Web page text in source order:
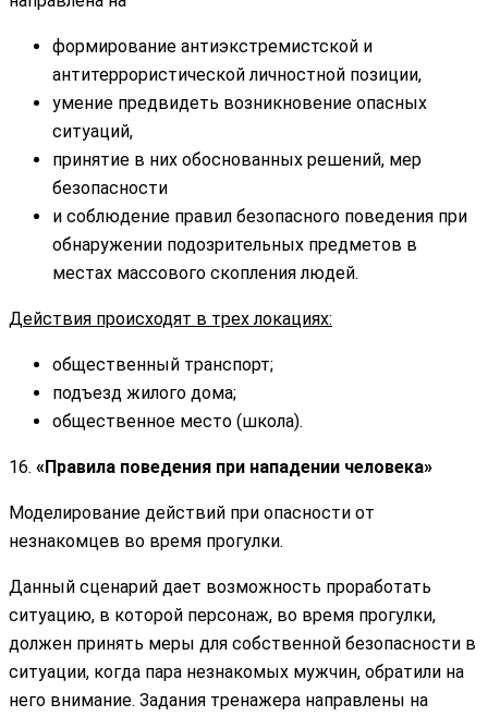
формирование антиэкстремистской и
антитеррористической личностной позиции,
умение предвидеть возникновение опасных
ситуаций,
принятие в них обоснованных решений, мер
безопасности
и соблюдение правил безопасного поведения при
обнаружении подозрительных предметов в
местах массового скопления людей.
Действия происходят в трех локациях:
общественный транспорт;
подъезд жилого дома;
общественное место (школа).
16. «Правила поведения при нападении человека»
Моделирование действий при опасности от
незнакомцев во время прогулки.
Данный сценарий дает возможность проработать
ситуацию, в которой персонаж, во время прогулки,
должен принять меры для собственной безопасности в
ситуации, когда пара незнакомых мужчин, обратили на
него внимание. Задания тренажера направлены на